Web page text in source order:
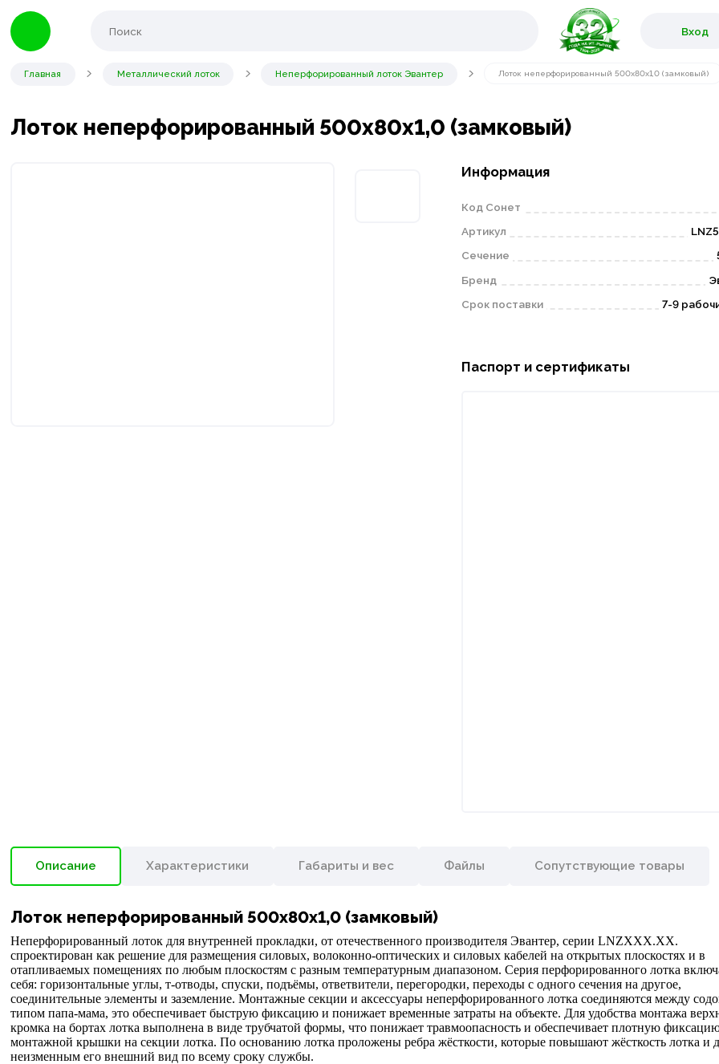
Вход
Главная Металлический лоток Неперфорированный лоток Эвантер Лоток неперфорированный 500х80х1,0 (замковый)
Лоток неперфорированный 500х80х1,0 (замковый)
Информация
Код Сонет
Артикул
Сечение
Бренд
Срок поставки
7-9
Паспорт и сертификаты
Описание Характеристики Габариты и вес Файлы Сопутствующие товары
Лоток неперфорированный 500х80х1,0 (замковый)
Неперфорированный лоток для внутренней прокладки, от отечественного производителя Эвантер, серии LNZХХХ.ХХ.
спроектирован как решение для размещения силовых, волоконно-оптических и силовых кабелей на открытых плоскостях и в
отапливаемых помещениях по любым плоскостям с разным температурным диапазоном. Серия перфорированного лотка
себя: горизонтальные углы, т-отводы, спуски, подъёмы, ответвители, перегородки, переходы с одного сечения на другое,
соединительные элементы и заземление. Монтажные секции и аксессуары неперфорированного лотка соединяются между
типом папа-мама, это обеспечивает быструю фиксацию и понижает временные затраты на объекте. Для удобства монтажа
кромка на бортах лотка выполнена в виде трубчатой формы, что понижает травмоопасность и обеспечивает плотную
монтажной крышки на секции лотка. По основанию лотка проложены ребра жёсткости, которые повышают жёсткость лотка и
неизменным его внешний вид по всему сроку службы.